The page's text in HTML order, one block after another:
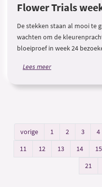
Flower Trials
De stekken staan al mooi te
wachten om de
bloeiproef in week 24
Lees meer
vorige 1 2 3 4
11
12 13 14 15
21